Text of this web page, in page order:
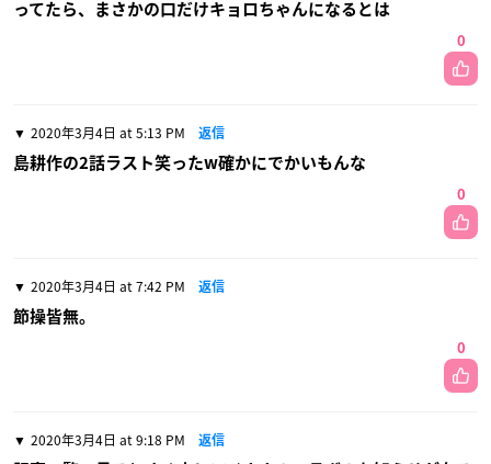
ってたら、まさかの口だけキョロちゃんになるとは
0
2020年3月4日 at 5:13 PM 返信
島耕作の2話ラスト笑ったw確かにでかいもんな
0
2020年3月4日 at 7:42 PM 返信
節操皆無。
0
2020年3月4日 at 9:18 PM 返信